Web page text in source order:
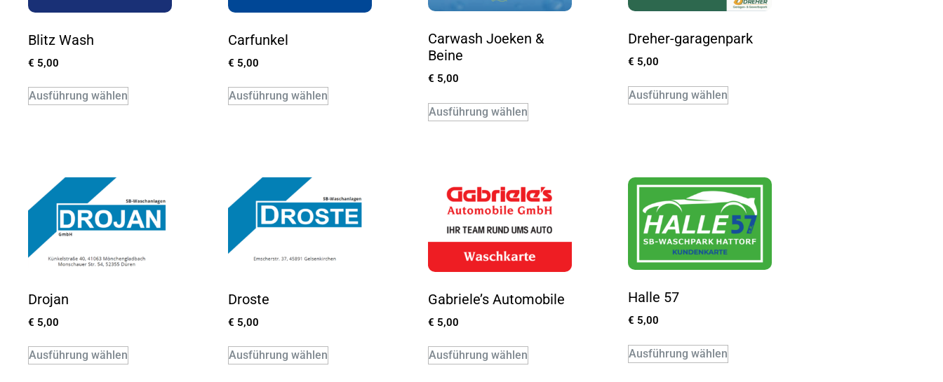
Blitz Wash
€ 5,00
Ausführung wählen
Carfunkel
€ 5,00
Ausführung wählen
Carwash Joeken &
Beine
€ 5,00
Ausführung wählen
Dreher-garagenpark
€ 5,00
Ausführung wählen
Drojan
€ 5,00
Ausführung wählen
Droste
€ 5,00
Ausführung wählen
Gabriele’s Automobile
€ 5,00
Ausführung wählen
Halle 57
€ 5,00
Ausführung wählen